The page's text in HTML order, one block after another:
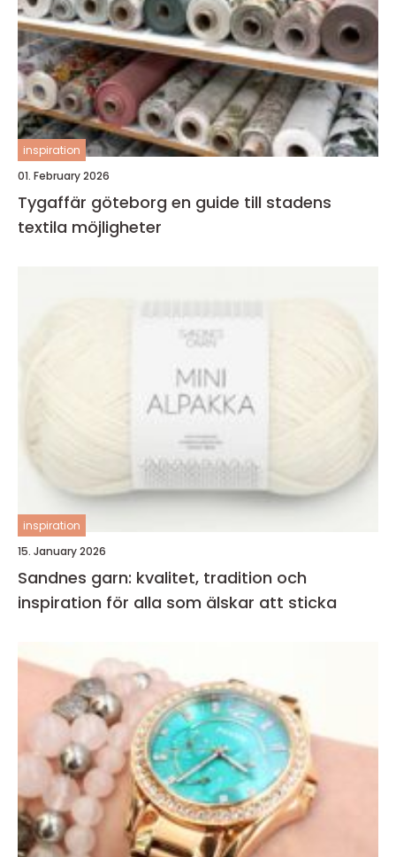
inspiration
01. February 2026
Tygaffär göteborg en guide till stadens
textila möjligheter
inspiration
15. January 2026
Sandnes garn: kvalitet, tradition och
inspiration för alla som älskar att sticka